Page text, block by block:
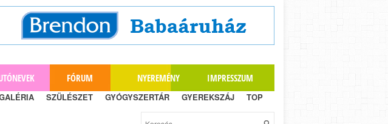
FÓRUM NYEREMÉNY IMPRESSZUM
SZÜLÉSZET GYÓGYSZERTÁR GYEREKSZÁJ TOP